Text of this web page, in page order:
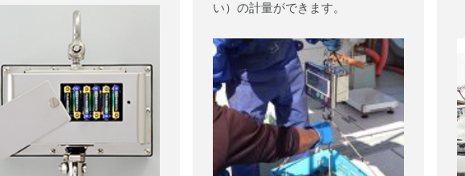
い）の計量ができます。